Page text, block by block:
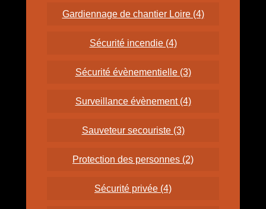
Gardiennage de chantier Loire (4)
Sécurité incendie (4)
Sécurité évènementielle (3)
Surveillance évènement (4)
Sauveteur secouriste (3)
Protection des personnes (2)
Sécurité privée (4)